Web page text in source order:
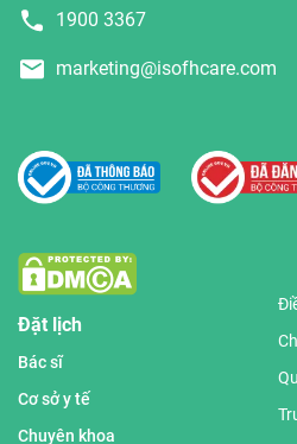
1900 3367
marketing@isofhcare.com
Đặt lịch
Bác sĩ
Cơ sở y tế
Chuyên khoa